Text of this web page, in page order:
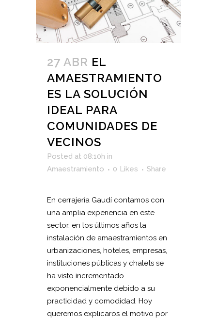
27 ABR EL
AMAESTRAMIENTO
ES LA SOLUCIÓN
IDEAL PARA
COMUNIDADES DE
VECINOS
Posted at 08:10h in
Amaestramiento
0 Likes Share
En cerrajería Gaudí contamos con
una amplia experiencia en este
sector, en los últimos años la
instalación de amaestramientos en
urbanizaciones, hoteles, empresas,
instituciones públicas y chalets se
ha visto incrementado
exponencialmente debido a su
practicidad y comodidad. Hoy
queremos explicaros el motivo por